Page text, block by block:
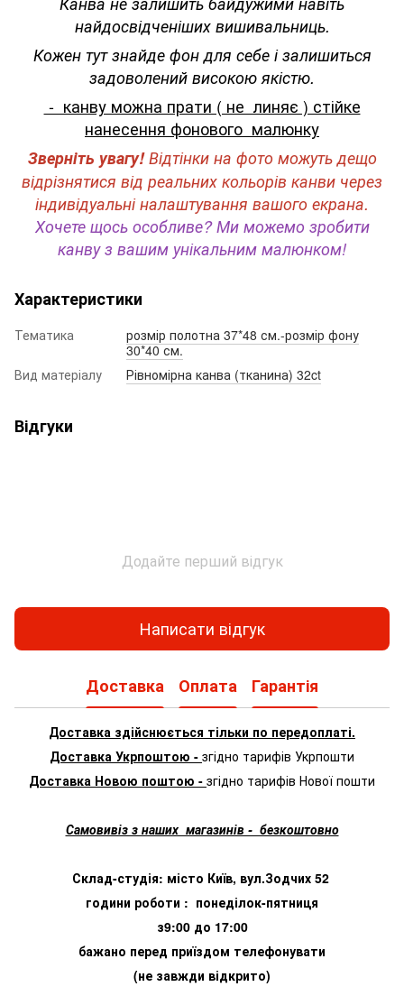
найдосвідченіших вишивальниць.
Кожен тут знайде фон для себе і залишиться
задоволений високою якістю.
- канву можна прати ( не линяє ) стійке
нанесення фонового малюнку
Зверніть увагу!Відтінки на фото можуть дещо
відрізнятися від реальних кольорів канви через
індивідуальні налаштування вашого екрана.
Хочете щось особливе? Ми можемо зробити
канву з вашим унікальним малюнком!
Характеристики
Тематика
розмір полотна 37*48 см.-розмір фону
30*40 см.
Вид матеріалу
Рівномірна канва (тканина) 32ct
Відгуки
Додайте перший відгук
Написати відгук
Доставка Оплата Гарантія
Доставка здійснюється тільки по передоплаті.
Доставка Укрпоштою - згідно тарифів Укрпошти
Доставка Новою поштою - згідно тарифів Нової пошти
Самовивіз з наших магазинів - безкоштовно
Склад-студія: місто Київ, вул.Зодчих 52
години роботи : понеділок-пятниця
з9:00 до 17:00
бажано перед приїздом телефонувати
(не завжди відкрито)